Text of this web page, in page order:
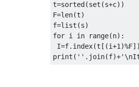
t=sorted(set(s+c))
F=len(t)
f=list(s)
for i in range(n):